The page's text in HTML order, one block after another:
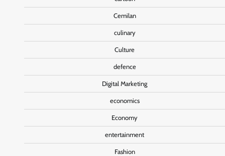
Cemilan
culinary
Culture
defence
Digital Marketing
economics
Economy
entertainment
Fashion